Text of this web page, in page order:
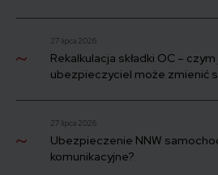
27 lipca 2026
Rekalkulacja składki OC –
ubezpieczyciel może zmienić
27 lipca 2026
Ubezpieczenie NNW
komunikacyjne?